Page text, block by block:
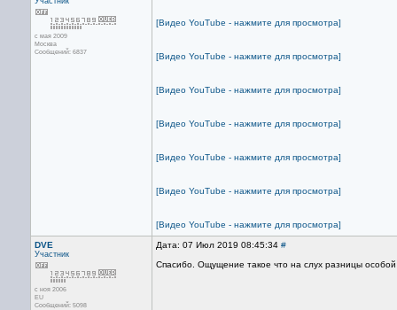
с мая 2009
Москва
Сообщений: 6837
[Видео YouTube - нажмите для просмотра]
[Видео YouTube - нажмите для просмотра]
[Видео YouTube - нажмите для просмотра]
[Видео YouTube - нажмите для просмотра]
[Видео YouTube - нажмите для просмотра]
[Видео YouTube - нажмите для просмотра]
[Видео YouTube - нажмите для просмотра]
DVE
Участник
с ноя 2006
EU
Сообщений: 5098
Дата: 07 Июл 2019 08:45:34 #
Спасибо. Ощущение такое что на слух разницы